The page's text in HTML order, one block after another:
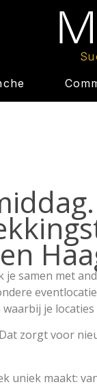
je samen met
je locaties
zorgt voor
uniek maakt: